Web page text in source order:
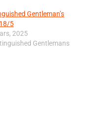
Gentleman’s
5
2025
Gentlemans